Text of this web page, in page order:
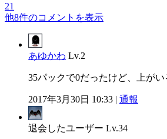
21
他8件のコメントを表示
あゆかわ Lv.2
35パックで0だったけど、上が
2017年3月30日 10:33 | 通報
退会したユーザー Lv.34